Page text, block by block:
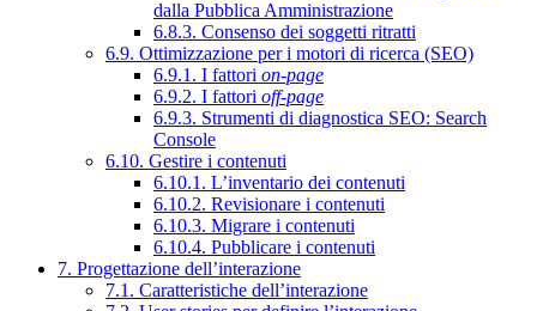
dalla Pubblica Amministrazione
6.8.3. Consenso dei soggetti ritratti
6.9. Ottimizzazione per i motori di ricerca (SEO)
6.9.1. I fattori on-page
6.9.2. I fattori off-page
6.9.3. Strumenti di diagnostica SEO: Search
Console
6.10. Gestire i contenuti
6.10.1. L’inventario dei contenuti
6.10.2. Revisionare i contenuti
6.10.3. Migrare i contenuti
6.10.4. Pubblicare i contenuti
7. Progettazione dell’interazione
7.1. Caratteristiche dell’interazione